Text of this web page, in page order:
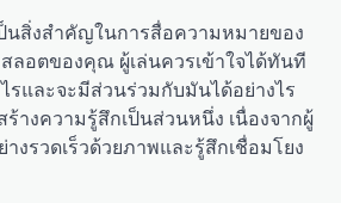
นสิ่งสำคัญในการสื่อความหมายของ
ลอตของคุณ ผู้เล่นควรเข้าใจได้ทันที
รและจะมีส่วนร่วมกับมันได้อย่างไร
ร้างความรู้สึกเป็นส่วนหนึ่ง เนื่องจากผู้
งรวดเร็วด้วยภาพและรู้สึกเชื่อมโยง